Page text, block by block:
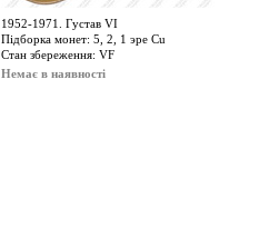
1952-1971. Густав VІ
Підборка монет: 5, 2, 1 эре Cu
Стан збереження: VF
Немає в наявності